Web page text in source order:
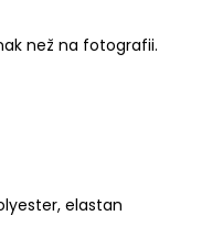
než na fotografii.
elastan